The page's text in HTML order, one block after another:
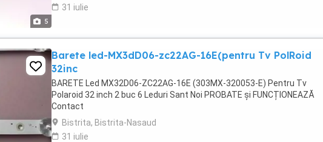
5
31 iulie
Barete led-MX3dD06-zc22AG-16E(pentru Tv PolRoid
32inc
BARETE Led MX32D06-ZC22AG-16E (303MX-320053-E) Pentru Tv
Polaroid 32 inch 2 buc 6 Leduri Sant Noi PROBATE și FUNCȚIONEAZĂ
Contact
Bistrita, Bistrita-Nasaud
31 iulie